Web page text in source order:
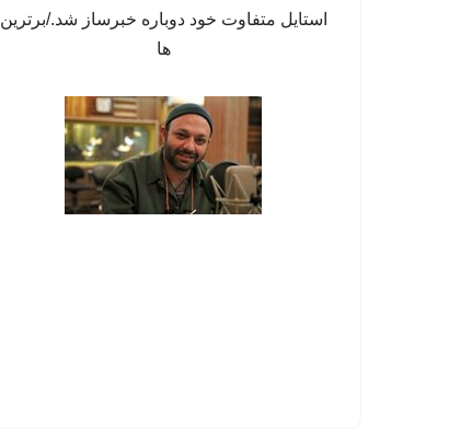
استایل متفاوت خود دوباره خبرساز شد./برترین
ها